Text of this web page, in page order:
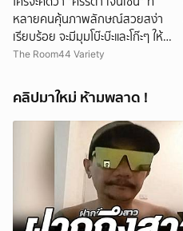
หลายคนคุ้นภาพลักษณ์สวยสง่า
เรียบร้อย จะมีมุมโบ๊ะบ๊ะและโก๊ะๆ ให้ได้
อมยิ้มเหมือนกัน งานนี้ทำเอาแฟนๆ
The Room44 Variety
คลิปมาใหม่ ห้ามพลาด !